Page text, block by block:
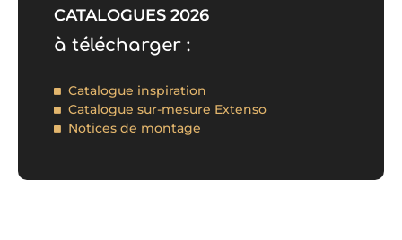
CATALOGUES 2026
à télécharger :
Catalogue inspiration
Catalogue sur-mesure Extenso
Notices de montage